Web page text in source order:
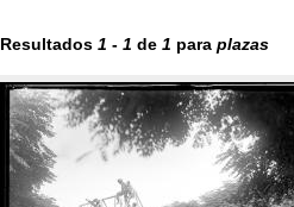
Resultados 1 - 1 de 1 para plazas